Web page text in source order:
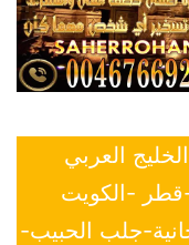
العربي
-قطر -الكويت
جلب الحبيب-